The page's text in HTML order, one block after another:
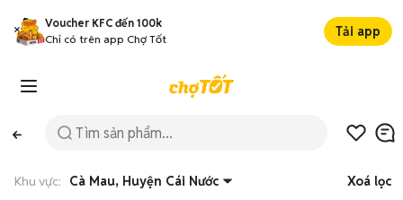
Voucher KFC đến 100k
Chỉ có trên app Chợ Tốt
Tải app
Khu vực: Cà Mau, Huyện Cái Nước Xoá lọc